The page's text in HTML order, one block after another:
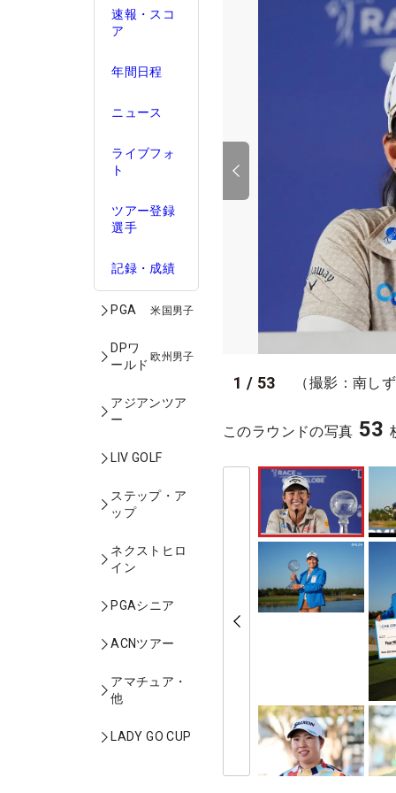
速報・スコ
ア
年間日程
ニュース
ライブフォ
ト
ツアー登録
選手
記録・成績
PGA 米国男子
DPワ
ールド
欧州男子
アジアンツア
ー
LIV GOLF
ステップ・ア
ップ
ネクストヒロ
イン
PGAシニア
ACNツアー
アマチュア・
他
LADY GO CUP
1 / 53 （撮影：南し
このラウンドの写真 53